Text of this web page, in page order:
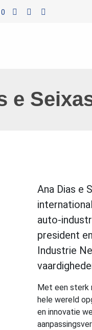
e
Ana Dias e
auto-
president
Industrie
Met een sterk
hele wereld
en innovatie